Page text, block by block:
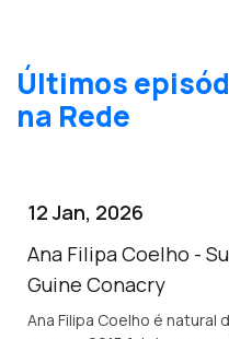
Últimos
na Rede
12 Jan, 2026
Ana Filipa Coelho -
Guine Conacry
Ana Filipa Coelho é natural